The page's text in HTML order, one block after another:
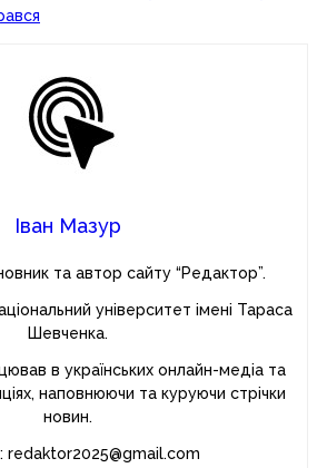
Іван Мазур
та автор сайту “Редактор”.
університет імені Тараса
Шевченка.
в українських онлайн-медіа та
наповнюючи та куруючи стрічки
новин.
redaktor2025@gmail.com